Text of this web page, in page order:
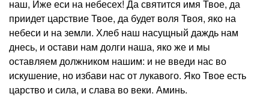
наш, Иже еси на небесех! Да святится имя Твое, да
приидет царствие Твое, да будет воля Твоя, яко на
небеси и на земли. Хлеб наш насущный даждь нам
днесь, и остави нам долги наша, яко же и мы
оставляем должником нашим: и не введи нас во
искушение, но избави нас от лукавого. Яко Твое есть
царство и сила, и слава во веки. Аминь.